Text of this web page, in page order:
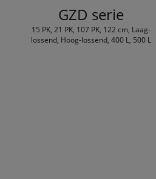
GZD serie
15 PK, 21 PK, 107 PK, 122 cm, Laag-
lossend, Hoog-lossend, 400 L, 500 L